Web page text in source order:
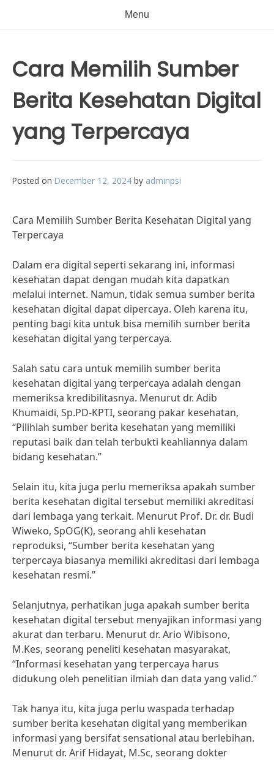
Menu
Cara Memilih Sumber
Berita Kesehatan Digital
yang Terpercaya
Posted on December 12, 2024 by adminpsi
Cara Memilih Sumber Berita Kesehatan Digital yang
Terpercaya
Dalam era digital seperti sekarang ini, informasi
kesehatan dapat dengan mudah kita dapatkan
melalui internet. Namun, tidak semua sumber berita
kesehatan digital dapat dipercaya. Oleh karena itu,
penting bagi kita untuk bisa memilih sumber berita
kesehatan digital yang terpercaya.
Salah satu cara untuk memilih sumber berita
kesehatan digital yang terpercaya adalah dengan
memeriksa kredibilitasnya. Menurut dr. Adib
Khumaidi, Sp.PD-KPTI, seorang pakar kesehatan,
“Pilihlah sumber berita kesehatan yang memiliki
reputasi baik dan telah terbukti keahliannya dalam
bidang kesehatan.”
Selain itu, kita juga perlu memeriksa apakah sumber
berita kesehatan digital tersebut memiliki akreditasi
dari lembaga yang terkait. Menurut Prof. Dr. dr. Budi
Wiweko, SpOG(K), seorang ahli kesehatan
reproduksi, “Sumber berita kesehatan yang
terpercaya biasanya memiliki akreditasi dari lembaga
kesehatan resmi.”
Selanjutnya, perhatikan juga apakah sumber berita
kesehatan digital tersebut menyajikan informasi yang
akurat dan terbaru. Menurut dr. Ario Wibisono,
M.Kes, seorang peneliti kesehatan masyarakat,
“Informasi kesehatan yang terpercaya harus
didukung oleh penelitian ilmiah dan data yang valid.”
Tak hanya itu, kita juga perlu waspada terhadap
sumber berita kesehatan digital yang memberikan
informasi yang bersifat sensational atau berlebihan.
Menurut dr. Arif Hidayat, M.Sc, seorang dokter